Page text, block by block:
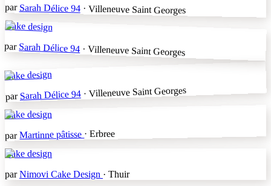
par Sarah Délice 94· Villeneuve Saint Georges
Cake design
parSarah Délice 94· Villeneuve Saint Georges
Cake design
par Sarah Délice 94· Villeneuve Saint Georges
Cake design
par Martinne pâtisse · Erbree
Cake design
par Nimovi Cake Design · Thuir